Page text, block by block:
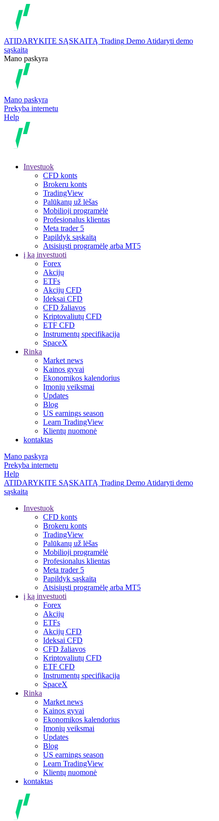
ATIDARYKITE SĄSKAITĄ Trading Demo Atidaryti demo
sąskaitą
Mano paskyra
Mano paskyra
Prekyba internetu
Help
Investuok
CFD konts
Brokeru konts
TradingView
Palūkanų už lėšas
Mobilioji programėlė
Profesionalus klientas
Meta trader 5
Papildyk sąskaitą
Atsisiųsti programėlę arba MT5
į ką investuoti
Forex
Akcijų
ETFs
Akcijų CFD
Ideksai CFD
CFD žaliavos
Kriptovaliutų CFD
ETF CFD
Instrumentų specifikacija
SpaceX
Rinka
Market news
Kainos gyvai
Ekonomikos kalendorius
Įmonių veiksmai
Updates
Blog
US earnings season
Learn TradingView
Klientų nuomonė
kontaktas
Mano paskyra
Prekyba internetu
Help
ATIDARYKITE SĄSKAITĄ Trading Demo Atidaryti demo
sąskaitą
Investuok
CFD konts
Brokeru konts
TradingView
Palūkanų už lėšas
Mobilioji programėlė
Profesionalus klientas
Meta trader 5
Papildyk sąskaitą
Atsisiųsti programėlę arba MT5
į ką investuoti
Forex
Akcijų
ETFs
Akcijų CFD
Ideksai CFD
CFD žaliavos
Kriptovaliutų CFD
ETF CFD
Instrumentų specifikacija
SpaceX
Rinka
Market news
Kainos gyvai
Ekonomikos kalendorius
Įmonių veiksmai
Updates
Blog
US earnings season
Learn TradingView
Klientų nuomonė
kontaktas